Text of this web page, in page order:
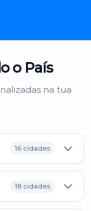
o País
na tua
16 cidades
18 cidades